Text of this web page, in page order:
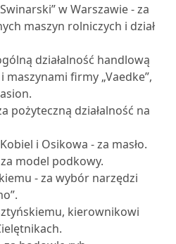
w Warszawie - za
maszyn rolniczych i dział
działalność handlową
maszynami firmy „Vaedke”,
pożyteczną działalność na
i Osikowa - za masło.
model podkowy.
- za wybór narzędzi
kierownikowi